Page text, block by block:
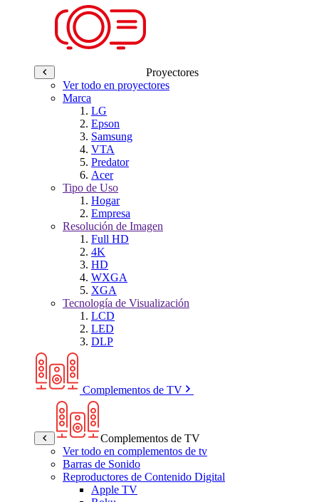
Proyectores
Ver todo en proyectores
Marca
LG
Epson
Samsung
VTA
Predator
Acer
Tipo de Uso
Hogar
Empresa
Resolución de Imagen
Full HD
4K
HD
WXGA
XGA
Tecnología de Visualización
LCD
LED
DLP
Complementos de TV
Complementos de TV
Ver todo en complementos de tv
Barras de Sonido
Reproductores de Contenido Digital
Apple TV